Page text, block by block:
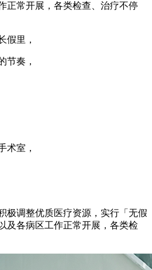
正常开展，各类检查、治疗不停
假里，
节奏，
术室，
极调整优质医疗资源，实行「无假
及各病区工作正常开展，各类检